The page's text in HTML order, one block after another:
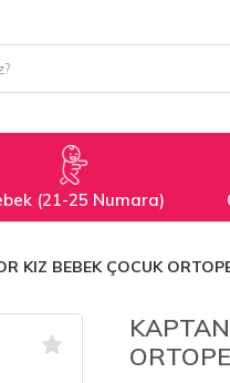
(21-25 Numara)
KIZ BEBEK ÇOCUK